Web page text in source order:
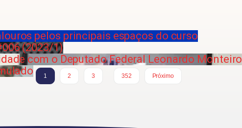
pelos principais espaços do curso
(2023/1)
com o Deputado Federal Leonardo Monteiro
1 2 3
352
Próximo